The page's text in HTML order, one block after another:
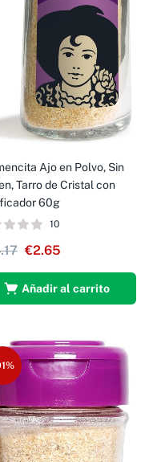
Ajo en Polvo, Sin
Tarro de Cristal con
60g
10
€2.65
Añadir al carrito